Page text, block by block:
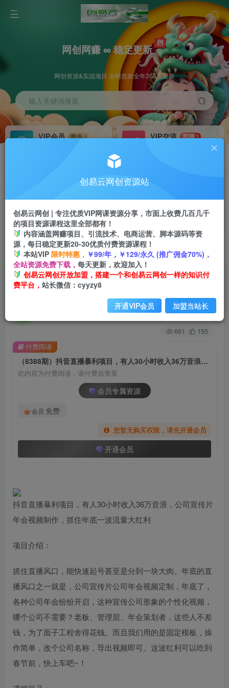
网创网赚 ∞ 稳定更新
网创资源&实战项目 全网首发全年365天更新
输入关键词搜索
VIP会员
抢先
VIP交流
群聊
研究探讨更多创业项目路子。
会员专属推广链接
挂机 项目
脚本卡密
APP下载
GO
首页 创业课程 会员专属 正文
（8388期）抖音直播暴利项目，有人30小时收入
36万音浪，公司宣传片年会视频制作，…
关注
661 155
（8388期）抖音直播暴利项目，有人30小时收入36万音浪，公司宣传片年会视频制作，…
此内容为付费阅读，请付费后查看
会员专属资源
会员 免费
您暂无购买权限，请先开通会员
开通会员
付费阅读
抖音直播暴利项目，有人30小时收入36万音浪，公司宣传片
年会视频制作，抓住年底一波流量大红利
项目介绍：
抓住直播风口，能快速起号甚至是分到一块大肉。年底的直
播风口之一就是，公司宣传片公司年会视频定制，年底了，
各种公司年会纷纷开启，这种宣传公司形象的个性化视频，
哪个公司不需要？老板、管理层、年会策划者，这些人不差
钱，为了面子工程舍得花钱。而且我们用的是固定模板，操
作简单，改个公司名称，导出视频即可。这波红利可以吃到
春节前，快上车吧~！
创易云网创资源站
创易云网创 | 专注优质VIP网课资源分享，市面上收费几百几千
的项目资源课程这里全部都有！
内容涵盖网赚项目、引流技术、电商运营、脚本源码等资
源，每日稳定更新20-30优质付费资源课程！
本站VIP 限时特惠， ￥99/年，￥129/永久 (推广佣金70%)，
全站资源免费下载， 每天更新，欢迎加入！
创易云网创开放加盟，搭建一个和创易云网创一样的知识付
费平台， 站长微信：cyyzy8
开通VIP会员 加盟当站长